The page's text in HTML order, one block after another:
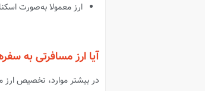
ارز معمولا به‌صورت
آیا ارز مسافرتی به
در بیشتر موارد، تخصیص